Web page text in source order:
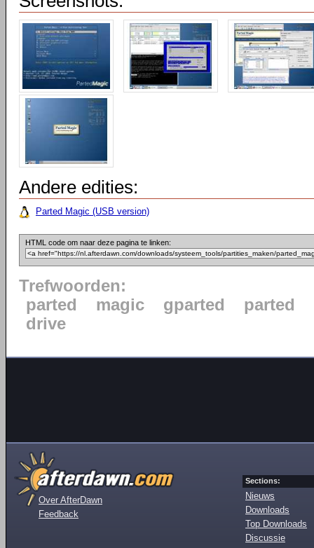
Andere edities:
Parted Magic (USB version)
HTML code om naar deze pagina te linken:
Trefwoorden:
parted
magic gparted
parted
drive
Over AfterDawn
Feedback
Sections:
Nieuws
Downloads
Top Downloads
Discussie